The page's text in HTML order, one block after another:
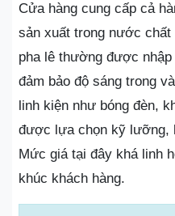
Cửa hàng cung cấp cả
sản xuất trong nước
pha lê thường được
đảm bảo độ sáng trong
linh kiện như bóng đèn,
được lựa chọn kỹ lưỡng,
Mức giá tại đây khá linh
khúc khách hàng.